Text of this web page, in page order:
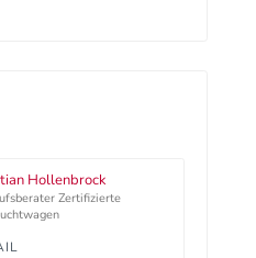
Hollenbrock
Zertifizierte